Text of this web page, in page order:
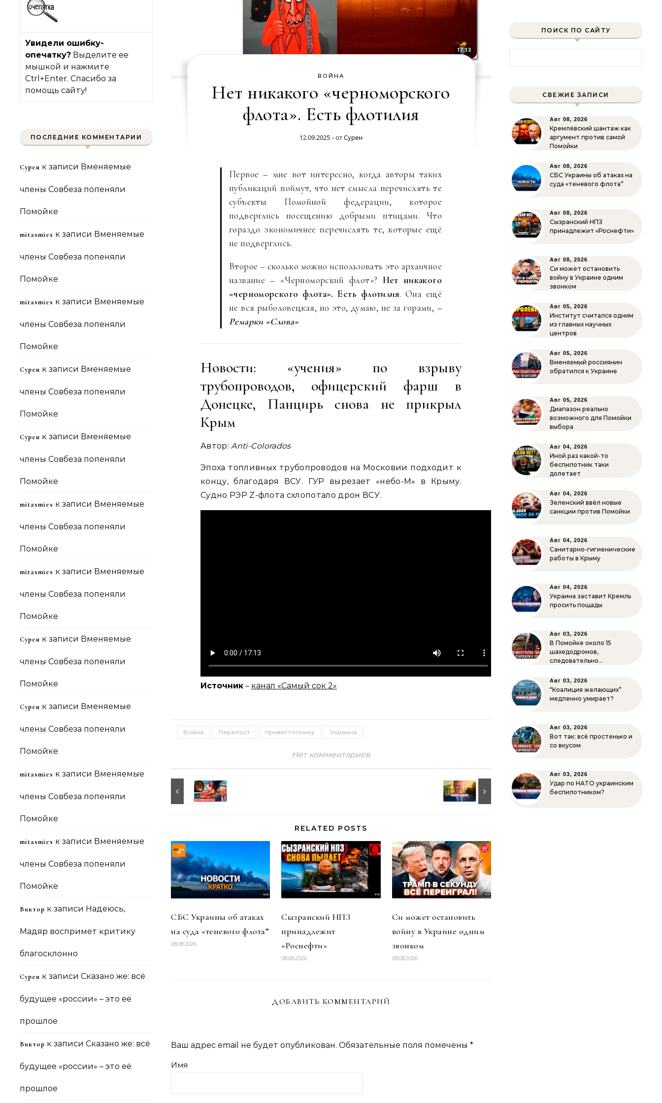
Увидели ошибку-
опечатку? Выделите ее
мышкой и нажмите
Ctrl+Enter. Спасибо за
помощь сайту!
ПОСЛЕДНИЕ КОММЕНТАРИИ
Сурен к записи Вменяемые
члены Совбеза попеняли
Помойке
mitasmies к записи Вменяемые
члены Совбеза попеняли
Помойке
mitasmies к записи Вменяемые
члены Совбеза попеняли
Помойке
Сурен к записи Вменяемые
члены Совбеза попеняли
Помойке
Сурен к записи Вменяемые
члены Совбеза попеняли
Помойке
mitasmies к записи Вменяемые
члены Совбеза попеняли
Помойке
mitasmies к записи Вменяемые
члены Совбеза попеняли
Помойке
Сурен к записи Вменяемые
члены Совбеза попеняли
Помойке
Сурен к записи Вменяемые
члены Совбеза попеняли
Помойке
mitasmies к записи Вменяемые
члены Совбеза попеняли
Помойке
mitasmies к записи Вменяемые
члены Совбеза попеняли
Помойке
Виктор к записи Надеюсь,
Мадяр воспримет критику
благосклонно
Сурен к записи Сказано же: всё
будущее «россии» – это её
прошлое
Виктор к записи Сказано же: всё
будущее «россии» – это её
прошлое
ВОЙНА
Нет никакого «черноморского
флота». Есть флотилия
12.09.2025 - отСурен
Первое – мне вот интересно, когда авторы таких
публикаций поймут, что нет смысла перечислять те
субъекты Помойной федерации, которое
подверглись посещению добрыми птицами. Что
гораздо экономичнее перечислять те, которые ещё
не подверглись.
Второе – сколько можно использовать это архаичное
название – «Черноморский флот»? Нет никакого
«черноморского флота». Есть флотилия. Она ещё
не вся рыболовецкая, но это, думаю, не за горами, –
Ремарки «Слова»
Новости: «учения» по взрыву
трубопроводов, офицерский фарш в
Донецке, Панцирь снова не прикрыл
Крым
Автор:Anti-Colorados
Эпоха топливных трубопроводов на Московии подходит к
концу, благодаря ВСУ. ГУР вырезает «небо-М» в Крыму.
Судно РЭР Z-флота схлопотало дрон ВСУ.
Источник – канал «Самый сок 2»
Война Перепост привет гопнику Украина
Нет комментариев
RELATED POSTS
СБС Украины об атаках
на суда «теневого флота”
08.08.2026
Сызранский НПЗ
принадлежит
«Роснефти»
08.08.2026
Си может остановить
войну в Украине одним
звонком
08.08.2026
ДОБАВИТЬ КОММЕНТАРИЙ
Ваш адрес email не будет опубликован. Обязательные поля помечены *
Имя
ПОИСК ПО САЙТУ
СВЕЖИЕ ЗАПИСИ
Авг 08, 2026
Кремлёвский шантаж как
аргумент против самой
Помойки
Авг 08, 2026
СБС Украины об атаках на
суда «теневого флота”
Авг 08, 2026
Сызранский НПЗ
принадлежит «Роснефти»
Авг 08, 2026
Си может остановить
войну в Украине одним
звонком
Авг 05, 2026
Институт считался одним
из главных научных
центров
Авг 05, 2026
Вменяемый россиянин
обратился к Украине
Авг 05, 2026
Диапазон реально
возможного для Помойки
выбора
Авг 04, 2026
Иной раз какой-то
беспилотник таки
долетает
Авг 04, 2026
Зеленский ввёл новые
санкции против Помойки
Авг 04, 2026
Санитарно-гигиенические
работы в Крыму
Авг 04, 2026
Украина заставит Кремль
просить пощады
Авг 03, 2026
В Помойке около 15
шахедодромов,
следовательно…
Авг 03, 2026
“Коалиция желающих”
медленно умирает?
Авг 03, 2026
Вот так: всё простенько и
со вкусом
Авг 03, 2026
Удар по НАТО украинским
беспилотником?